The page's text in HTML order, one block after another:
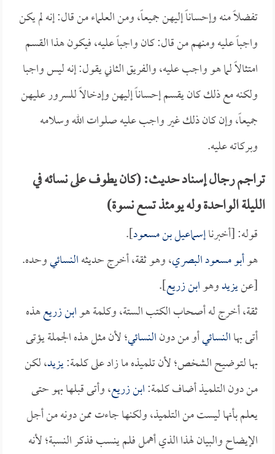
تفضلاً منه وإحساناً إليهن جميعاً، ومن العلماء من قال: إنه لم يكن
واجباً عليه ومنهم من قال: كان واجباً عليه، فيكون هذا القسم
امتثالاً لما هو واجب عليه، والفريق الثاني يقول: إنه ليس واجبا
ولكنه مع ذلك كان يقسم إحساناً إليهن وإدخالاً للسرور عليهن
جميعاً، وإن كان ذلك غير واجب عليه صلوات الله وسلامه
وبركاته عليه.
تراجم رجال إسناد حديث: (كان يطوف على نسائه في
الليلة الواحدة وله يومئذ تسع نسوة)
قوله: [أخبرناإسماعيل بن مسعود].
هوأبو مسعود البصري، وهو ثقة، أخرج حديثهالنسائيوحده.
[عنيزيدوهوابن زريع].
ثقة، أخرج له أصحاب الكتب الستة، وكلمة هوابن زريعهذه
أتى بهاالنسائيأو من دونالنسائي؛ لأن مثل هذه الجملة يؤتى
بها لتوضيح الشخص؛ لأن تلميذه ما زاد على كلمة:يزيد، لكن
من دون التلميذ أضاف كلمة:ابن زريع، وأتى قبلها بهو حتى
يعلم بأنها ليست من التلميذ، ولكنها جاءت ممن دونه من أجل
الإيضاح والبيان لهذا الذي أهمل فلم ينسب فذكر النسبة؛ لأنه